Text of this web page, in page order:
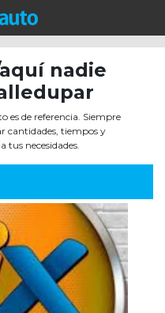
nadie
es de referencia. Siempre
cantidades, tiempos y
tus necesidades.